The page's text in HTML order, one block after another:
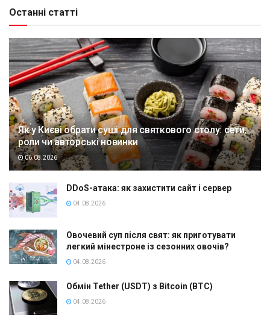
Останні статті
Як у Києві обрати суші для святкового столу: сети,
роли чи авторські новинки
06.08.2026
DDoS-атака: як захистити сайт і сервер
04.08.2026
Овочевий суп після свят: як приготувати
легкий мінестроне із сезонних овочів?
04.08.2026
Обмін Tether (USDT) з Bitcoin (BTC)
04.08.2026